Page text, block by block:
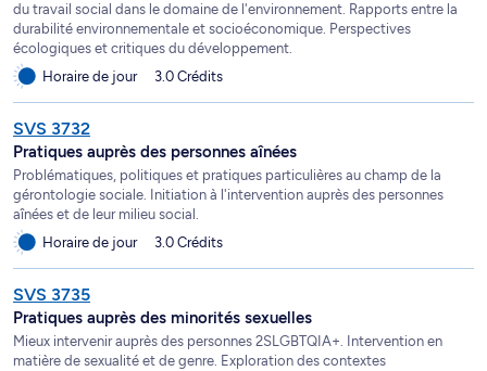
du travail social dans le domaine de l'environnement. Rapports entre la
durabilité environnementale et socioéconomique. Perspectives
écologiques et critiques du développement.
Horaire de jour
3.0 Crédits
SVS 3732
Pratiques auprès des personnes aînées
Problématiques, politiques et pratiques particulières au champ de la
gérontologie sociale. Initiation à l'intervention auprès des personnes
aînées et de leur milieu social.
Horaire de jour
3.0 Crédits
SVS 3735
Pratiques auprès des minorités sexuelles
Mieux intervenir auprès des personnes 2SLGBTQIA+. Intervention en
matière de sexualité et de genre. Exploration des contextes